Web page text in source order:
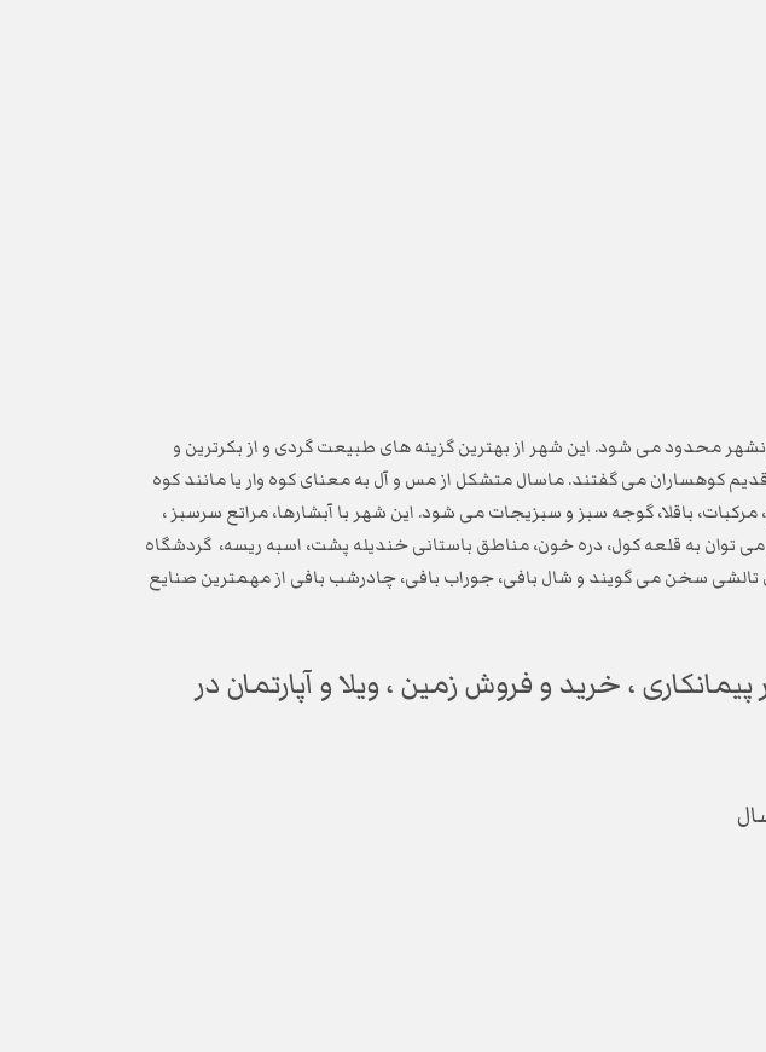
محدود می شود. این شهر از بهترین گزینه های طبیعت گردی و از بکرترین و
کوهساران می گفتند. ماسال متشکل از مس و آل به معنای کوه وار یا مانند کوه
باقلا، گوجه سبز و سبزیجات می شود. این شهر با آبشارها، مراتع سرسبز ،
به قلعه کول، دره خون، مناطق باستانی خندیله پشت، اسبه ریسه، گردشگاه
تالشی سخن می گویند و شال بافی، جوراب بافی، چادرشب بافی از مهمترین صنایع
، خرید و فروش زمین ، ویلا و آپارتمان در